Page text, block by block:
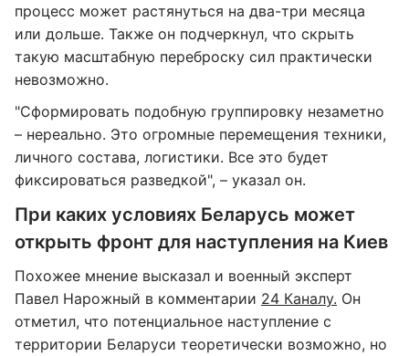
процесс может растянуться на два-три месяца
или дольше. Также он подчеркнул, что скрыть
такую масштабную переброску сил практически
невозможно.
"Сформировать подобную группировку незаметно
– нереально. Это огромные перемещения техники,
личного состава, логистики. Все это будет
фиксироваться разведкой", – указал он.
При каких условиях Беларусь может
открыть фронт для наступления на Киев
Похожее мнение высказал и военный эксперт
Павел Нарожный в комментарии 24 Каналу. Он
отметил, что потенциальное наступление с
территории Беларуси теоретически возможно, но